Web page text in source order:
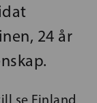
24 år
se Finland